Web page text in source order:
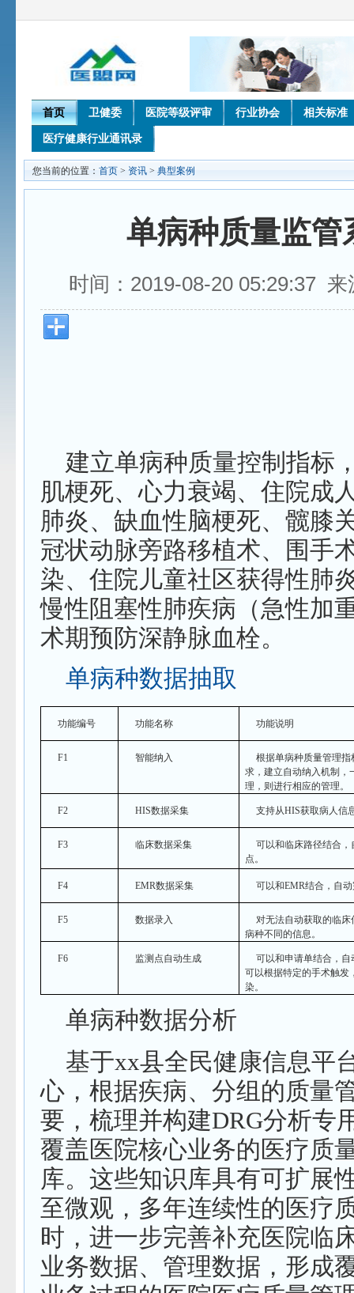
首页 卫健委 医院等级评审 行业协会 相关标准
医疗健康行业通讯录
您当前的位置： 首页 > 资讯 > 典型案例
单病种质量监管
时间：2019-08-20 05:29:37
建立单病种质量控制指标
肌梗死、心力衰竭、住院成
肺炎、缺血性脑梗死、髋膝
冠状动脉旁路移植术、围手
染、住院儿童社区获得性肺
慢性阻塞性肺疾病（急性加
术期预防深静脉血栓。
单病种数据抽取
功能编号 功能名称 功能说明
F1 智能纳入
根据单病种质量管理
求，建立自动纳入机制，
理，则进行相应的管理。
F2 HIS数据采集 支持从HIS获取病人信
F3 临床数据采集
可以和临床路径结合
点。
F4 EMR数据采集 可以和EMR结合，自
F5 数据录入
对无法自动获取的临
病种不同的信息。
F6 监测点自动生成
可以和申请单结合，
可以根据特定的手术触发
染。
单病种数据分析
基于xx县全民健康信息平
心，根据疾病、分组的质量
要，梳理并构建DRG分析专
覆盖医院核心业务的医疗质
库。这些知识库具有可扩展
至微观，多年连续性的医疗
时，进一步完善补充医院临
业务数据、管理数据，形成